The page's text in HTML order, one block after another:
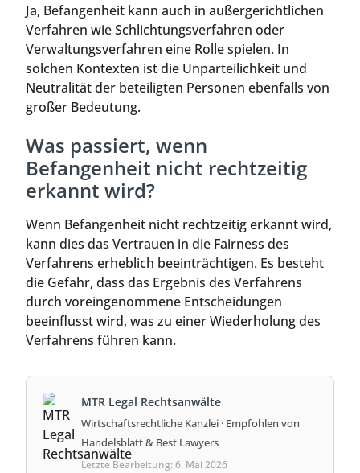
Ja, Befangenheit kann auch in außergerichtlichen
Verfahren wie Schlichtungsverfahren oder
Verwaltungsverfahren eine Rolle spielen. In
solchen Kontexten ist die Unparteilichkeit und
Neutralität der beteiligten Personen ebenfalls von
großer Bedeutung.
Was passiert, wenn
Befangenheit nicht rechtzeitig
erkannt wird?
Wenn Befangenheit nicht rechtzeitig erkannt wird,
kann dies das Vertrauen in die Fairness des
Verfahrens erheblich beeinträchtigen. Es besteht
die Gefahr, dass das Ergebnis des Verfahrens
durch voreingenommene Entscheidungen
beeinflusst wird, was zu einer Wiederholung des
Verfahrens führen kann.
MTR Legal Rechtsanwälte
Wirtschaftsrechtliche Kanzlei · Empfohlen von
Handelsblatt & Best Lawyers
Letzte Bearbeitung: 6. Mai 2026